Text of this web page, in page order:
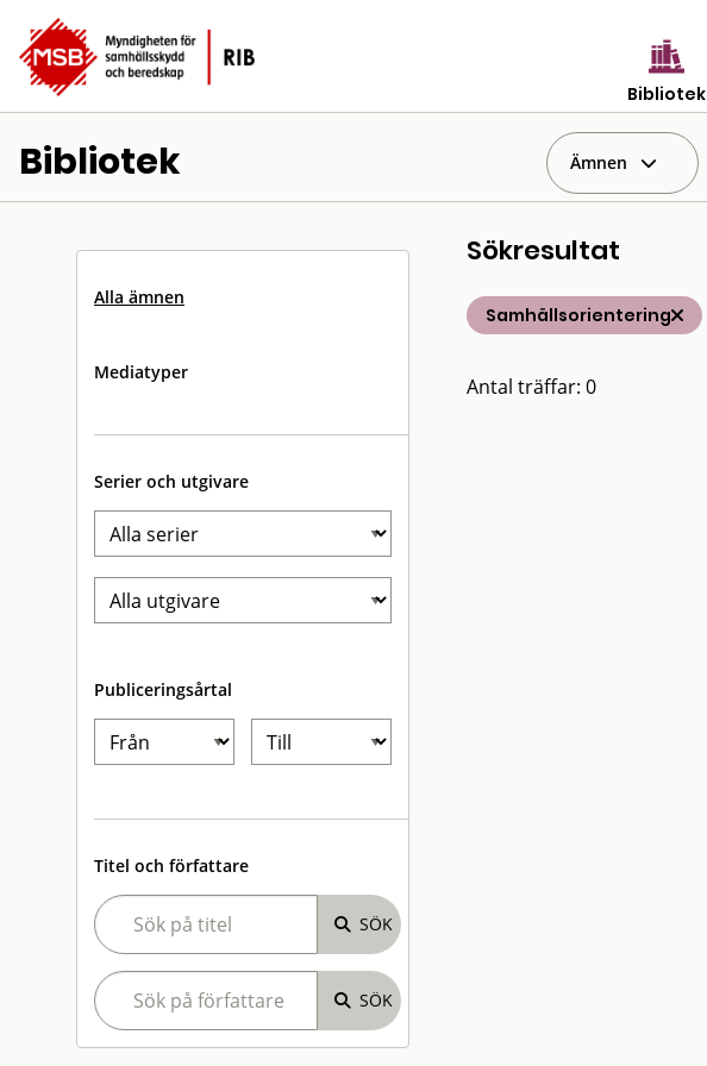
Bibliotek
Bibliotek Ämnen
Alla ämnen
Mediatyper
Serier och utgivare
Publiceringsårtal
Titel och författare
Sökresultat
Samhällsorientering
Antal träffar: 0